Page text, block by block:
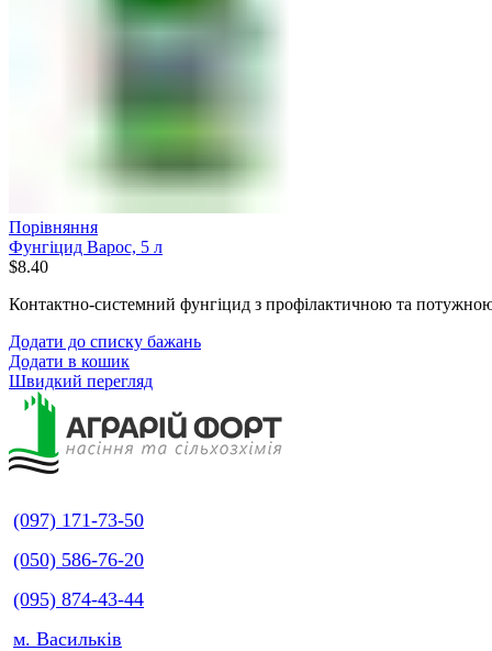
Порівняння
Фунгіцид Варос, 5 л
$8.40
Контактно-системний фунгіцид з профілактичною та
Додати до списку бажань
Додати в кошик
Швидкий перегляд
(097) 171-73-50
(050) 586-76-20
(095) 874-43-44
м. Васильків